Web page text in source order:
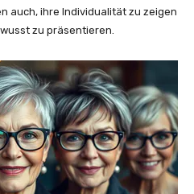
auch, ihre Individualität zu zeigen
zu präsentieren.